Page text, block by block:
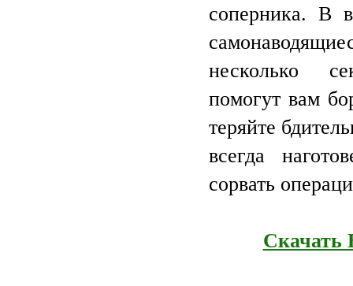
соперника. В
несколько
помогут вам
теряйте
всегда
сорвать
Скачать